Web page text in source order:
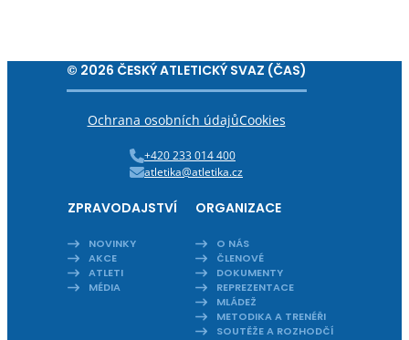
© 2026 ČESKÝ ATLETICKÝ SVAZ (ČAS)
Ochrana osobních údajůCookies
+420 233 014 400
atletika@atletika.cz
ZPRAVODAJSTVÍ
NOVINKY
AKCE
ATLETI
MÉDIA
ORGANIZACE
O NÁS
ČLENOVÉ
DOKUMENTY
REPREZENTACE
MLÁDEŽ
METODIKA A TRENÉŘI
SOUTĚŽE A ROZHODČÍ